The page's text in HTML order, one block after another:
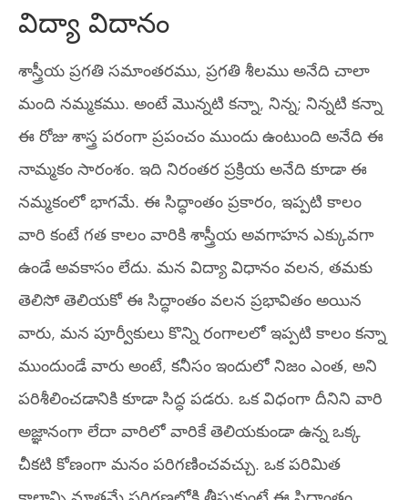
విద్యా విదానం
శాస్త్రీయ ప్రగతి సమాంతరము, ప్రగతి శీలము అనేది చాలా
మంది నమ్మకము. అంటే మొన్నటి కన్నా, నిన్న; నిన్నటి కన్నా
ఈ రోజు శాస్త్ర పరంగా ప్రపంచం ముందు ఉంటుంది అనేది ఈ
నామ్మకం సారంశం. ఇది నిరంతర ప్రక్రియ అనేది కూడా ఈ
నమ్మకంలో భాగమే. ఈ సిద్ధాంతం ప్రకారం, ఇప్పటి కాలం
వారి కంటే గత కాలం వారికి శాస్త్రీయ అవగాహన ఎక్కువగా
ఉండే అవకాసం లేదు. మన విద్యా విధానం వలన, తమకు
తెలిసో తెలియకో ఈ సిద్ధాంతం వలన ప్రభావితం అయిన
వారు, మన పూర్వీకులు కొన్ని రంగాలలో ఇప్పటి కాలం కన్నా
ముందుండే వారు అంటే, కనీసం ఇందులో నిజం ఎంత, అని
పరిశీలించడానికి కూడా సిద్ధ పడరు. ఒక విధంగా దీనిని వారి
అజ్ఞానంగా లేదా వారిలో వారికే తెలియకుండా ఉన్న ఒక్క
చీకటి కోణంగా మనం పరిగణించవచ్చు. ఒక పరిమిత